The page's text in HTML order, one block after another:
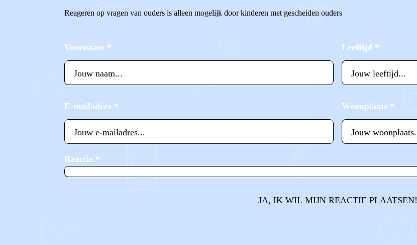
Reageren op vragen van ouders is alleen mogelijk door kinderen met gescheiden ouders
Voornaam * Leeftijd *
E-mailadres * Woonplaats *
Reactie *
JA, IK WIL MIJN REACTIE PLAATSEN!